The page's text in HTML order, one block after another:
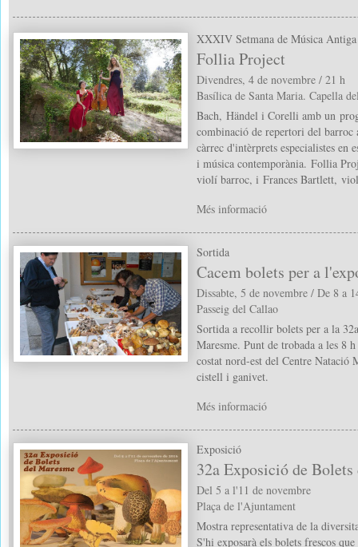
XXXIV Setmana de Música Antiga
Follia Project
Divendres, 4 de novembre / 21 h
Basílica de Santa Maria. Capella
Bach, Händel i Corelli amb un
combinació de repertori del barroc
càrrec d'intèrprets especialistes en
i música contemporània. Follia
violí barroc, i Frances Bartlett,
Més informació
Sortida
Cacem bolets per a
Dissabte, 5 de novembre / De 8 a
Passeig del Callao
Sortida a recollir bolets per a la
Maresme. Punt de trobada a les 8
costat nord-est del Centre Natació
cistell i ganivet.
Més informació
Exposició
32a Exposició de
Del 5 a l'11 de novembre
Plaça de l'Ajuntament
Mostra representativa de la
S'hi exposarà els bolets frescos